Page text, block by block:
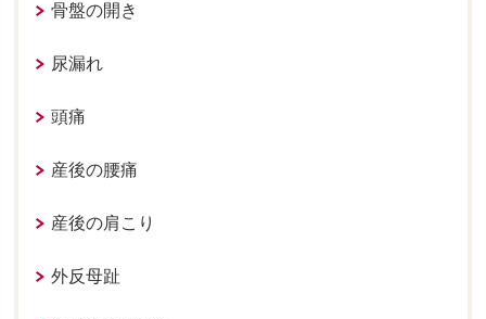
骨盤の開き
尿漏れ
頭痛
産後の腰痛
産後の肩こり
外反母趾